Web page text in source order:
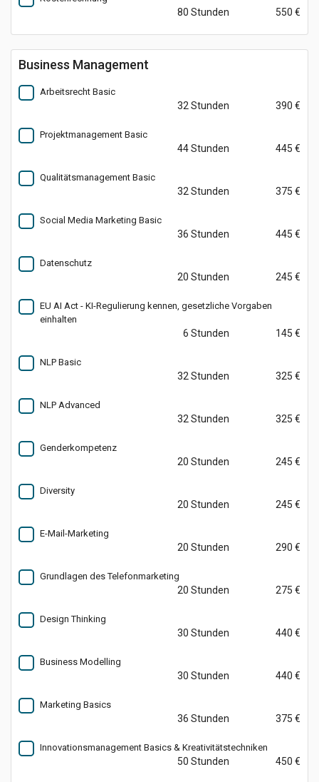
80 Stunden 550 €
Business Management
Arbeitsrecht Basic
32 Stunden 390 €
Projektmanagement Basic
44 Stunden 445 €
Qualitätsmanagement Basic
32 Stunden 375 €
Social Media Marketing Basic
36 Stunden 445 €
Datenschutz
20 Stunden 245 €
EU AI Act - KI-Regulierung kennen, gesetzliche Vorgaben
einhalten
6 Stunden 145 €
NLP Basic
32 Stunden 325 €
NLP Advanced
32 Stunden 325 €
Genderkompetenz
20 Stunden 245 €
Diversity
20 Stunden 245 €
E-Mail-Marketing
20 Stunden 290 €
Grundlagen des Telefonmarketing
20 Stunden 275 €
Design Thinking
30 Stunden 440 €
Business Modelling
30 Stunden 440 €
Marketing Basics
36 Stunden 375 €
Innovationsmanagement Basics & Kreativitätstechniken
50 Stunden 450 €